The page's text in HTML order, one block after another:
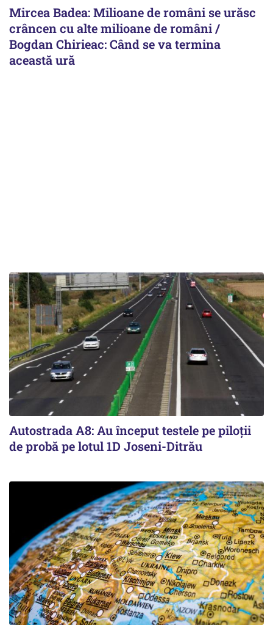
Mircea Badea: Milioane de români se urăsc
crâncen cu alte milioane de români /
Bogdan Chirieac: Când se va termina
această ură
Autostrada A8: Au început testele pe piloții
de probă pe lotul 1D Joseni-Ditrău